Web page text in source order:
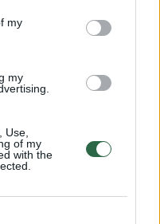
my
my
Use,
of my
with the
kur, kai kur
smarkesnės
tikėtina